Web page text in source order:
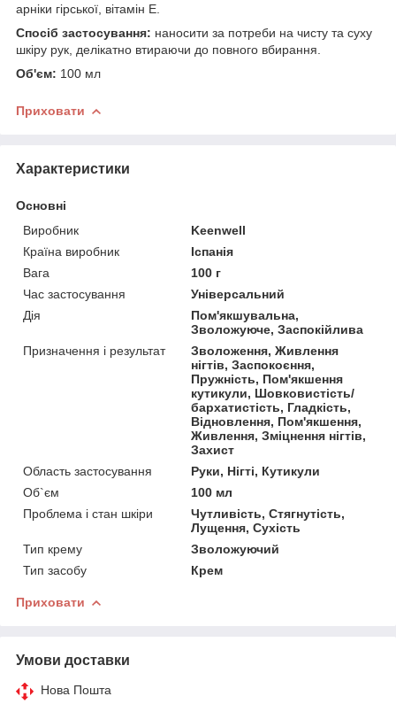
арніки гірської, вітамін Е.
Спосіб застосування: наносити за потреби на чисту та суху
шкіру рук, делікатно втираючи до повного вбирання.
Об'єм: 100 мл
Приховати
Характеристики
Основні
Виробник
Keenwell
Країна виробник
Іспанія
Вага
100 г
Час застосування
Універсальний
Дія
Пом'якшувальна,
Зволожуюче, Заспокійлива
Призначення і результат
Зволоження, Живлення
нігтів, Заспокоєння,
Пружність, Пом'якшення
кутикули, Шовковистість/
бархатистість, Гладкість,
Відновлення, Пом'якшення,
Живлення, Зміцнення нігтів,
Захист
Область застосування
Руки, Нігті, Кутикули
Об`єм
100 мл
Проблема і стан шкіри
Чутливість, Стягнутість,
Лущення, Сухість
Тип крему
Зволожуючий
Тип засобу
Крем
Приховати
Умови доставки
Нова Пошта